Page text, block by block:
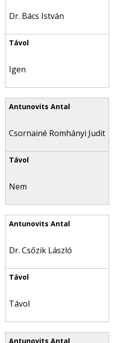
Dr. Bács István
Igen
Csornainé Romhányi Judit
Nem
Dr. Csőzik László
Távol